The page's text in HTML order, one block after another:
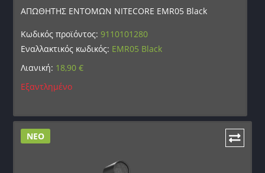
ΑΠΩΘΗΤΗΣ ΕΝΤΟΜΩΝ NITECORE EMR05 Black
Κωδικός προϊόντος:9110101280
Εναλλακτικός κωδικός: EMR05 Black
Λιανική: 18,90€
Εξαντλημένο
ΝΕΟ